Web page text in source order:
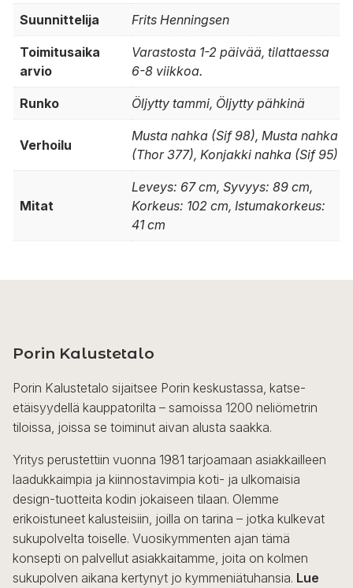
Suunnittelija Frits Henningsen
Toimitusaika
arvio
Varastosta 1-2 päivää, tilattaessa
6-8 viikkoa.
Runko Öljytty tammi, Öljytty pähkinä
Verhoilu
Musta nahka (Sif 98), Musta nahka
(Thor 377), Konjakki nahka (Sif 95)
Mitat
Leveys: 67 cm, Syvyys: 89 cm,
Korkeus: 102 cm, Istumakorkeus:
41 cm
Porin Kalustetalo
Porin Kalustetalo sijaitsee Porin keskustassa, katse-
etäisyydellä kauppatorilta – samoissa 1200 neliömetrin
tiloissa, joissa se toiminut aivan alusta saakka.
Yritys perustettiin vuonna 1981 tarjoamaan asiakkailleen
laadukkaimpia ja kiinnostavimpia koti- ja ulkomaisia
design-tuotteita kodin jokaiseen tilaan. Olemme
erikoistuneet kalusteisiin, joilla on tarina – jotka kulkevat
sukupolvelta toiselle. Vuosikymmenten ajan tämä
konsepti on palvellut asiakkaitamme, joita on kolmen
sukupolven aikana kertynyt jo kymmeniätuhansia. Lue